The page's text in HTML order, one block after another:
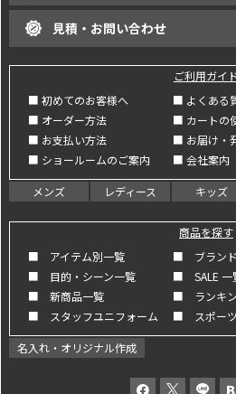
見積・お問い合わせ
ご利用ガイ
■ 初めてのお客様へ
■ よくある
■ オーダー方法
■ カートの
■ お支払い方法
■ お届け・
■ ショールームのご案内
■ 会社案内
メンズ レディース キッズ
商品を探す
■ アイテム別一覧
■ ブラン
■ 目的・シーン一覧
■ SALE 一
■ 新商品一覧
■ ランキ
■ スタッフユニフォーム
■ スポーツ
名入れ・オリジナル作成